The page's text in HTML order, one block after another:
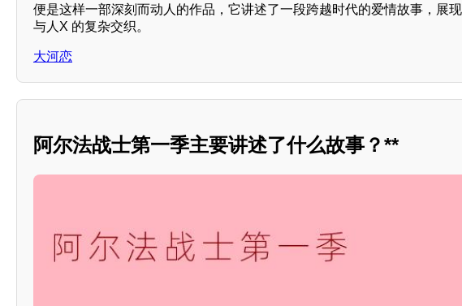
便是这样一部深刻而动人的作品，它讲述了一段跨越时代的爱情故事，展
与人X 的复杂交织。
大河恋
阿尔法战士第一季主要讲述了什么故事？**